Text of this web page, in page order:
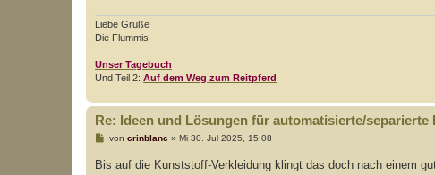
Liebe Grüße
Die Flummis
Unser Tagebuch
Und Teil 2: Auf dem Weg zum Reitpferd
Re: Ideen und Lösungen für automatisierte/separierte
B
t
von crinblanc » Mi 30. Jul 2025, 15:08
Bis auf die Kunststoff-Verkleidung klingt das doch nach einem